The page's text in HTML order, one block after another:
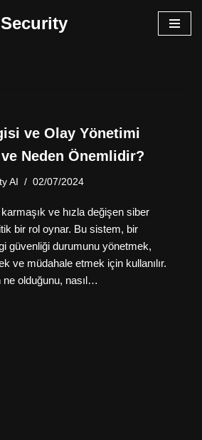
ve Olay Yönetimi
Neden Önemlidir?
AI 02/07/2024
ve hızla değişen siber
bir rol oynar. Bu sistem, bir
güvenliği durumunu yönetmek,
ve müdahale etmek için kullanılır.
ne olduğunu, nasıl…